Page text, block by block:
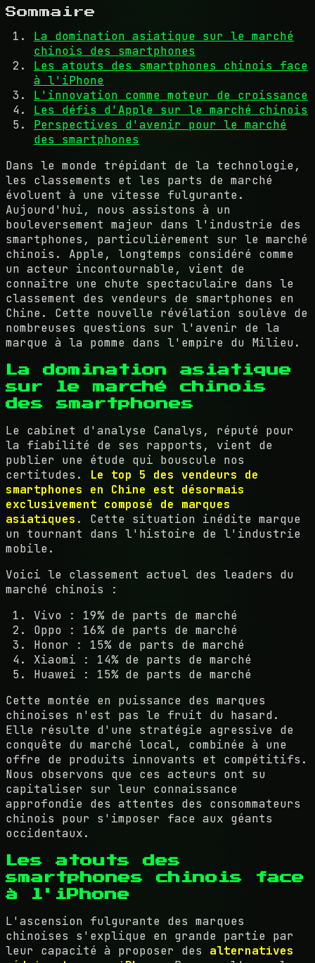
Sommaire
La domination asiatique sur le marché
chinois des smartphones
Les atouts des smartphones chinois face
à l'iPhone
L'innovation comme moteur de croissance
Les défis d'Apple sur le marché chinois
Perspectives d'avenir pour le marché
des smartphones
Dans le monde trépidant de la technologie,
les classements et les parts de marché
évoluent à une vitesse fulgurante.
Aujourd'hui, nous assistons à un
bouleversement majeur dans l'industrie des
smartphones, particulièrement sur le marché
chinois. Apple, longtemps considéré comme
un acteur incontournable, vient de
connaître une chute spectaculaire dans le
classement des vendeurs de smartphones en
Chine. Cette nouvelle révélation soulève de
nombreuses questions sur l'avenir de la
marque à la pomme dans l'empire du Milieu.
La domination asiatique
sur le marché chinois
des smartphones
Le cabinet d'analyse Canalys, réputé pour
la fiabilité de ses rapports, vient de
publier une étude qui bouscule nos
certitudes. Le top 5 des vendeurs de
smartphones en Chine est désormais
exclusivement composé de marques
asiatiques . Cette situation inédite marque
un tournant dans l'histoire de l'industrie
mobile.
Voici le classement actuel des leaders du
marché chinois :
Vivo : 19% de parts de marché
Oppo : 16% de parts de marché
Honor : 15% de parts de marché
Xiaomi : 14% de parts de marché
Huawei : 15% de parts de marché
Cette montée en puissance des marques
chinoises n'est pas le fruit du hasard.
Elle résulte d'une stratégie agressive de
conquête du marché local, combinée à une
offre de produits innovants et compétitifs.
Nous observons que ces acteurs ont su
capitaliser sur leur connaissance
approfondie des attentes des consommateurs
chinois pour s'imposer face aux géants
occidentaux.
Les atouts des
smartphones chinois face
à l'iPhone
L'ascension fulgurante des marques
chinoises s'explique en grande partie par
leur capacité à proposer des alternatives